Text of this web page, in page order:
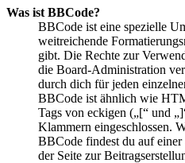
Was ist BBCode?
BBCode ist eine spezielle
weitreichende
gibt. Die Rechte zur
die Board-Administration
durch dich für jeden
BBCode ist ähnlich wie
Tags von eckigen („[“ und
Klammern eingeschlossen.
BBCode findest du auf
der Seite zur